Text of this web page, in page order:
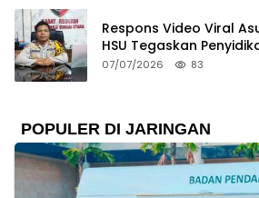
Respons Video Viral
HSU Tegaskan
Lindungi Korban
07/07/2026 83